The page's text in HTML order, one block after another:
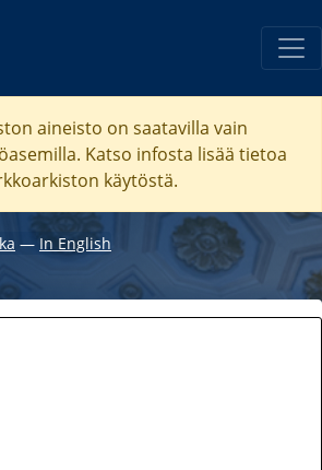
aineisto on saatavilla vain
Katso infosta lisää tietoa
käytöstä.
― In English